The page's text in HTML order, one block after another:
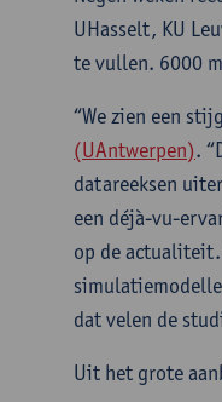
UHasselt, KU
te vullen. 6000
“We zien een
(UAntwerpen).
datareeksen
een déjà-vu-
op de actualiteit.
dat velen de
Uit het grote